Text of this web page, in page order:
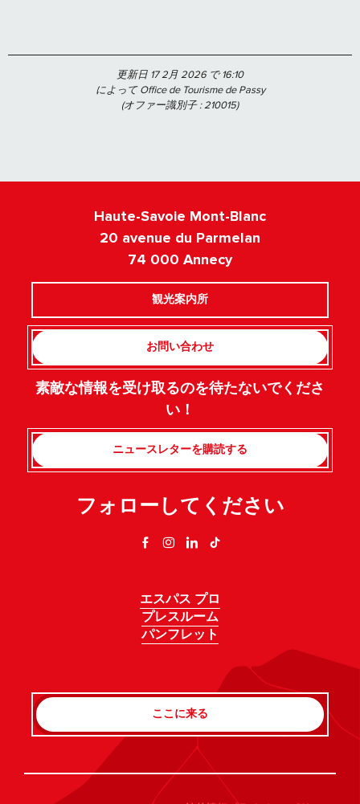
更新日 17 2月 2026 で 16:10
によって Office de Tourisme de Passy
(オファー識別子 :210015)
Haute-Savoie Mont-Blanc
20 avenue du Parmelan
74 000 Annecy
観光案内所
お問い合わせ
素敵な情報を受け取るのを待たないでくださ
い！
ニュースレターを購読する
フォローしてください
エスパス プロ
プレスルーム
パンフレット
ここに来る